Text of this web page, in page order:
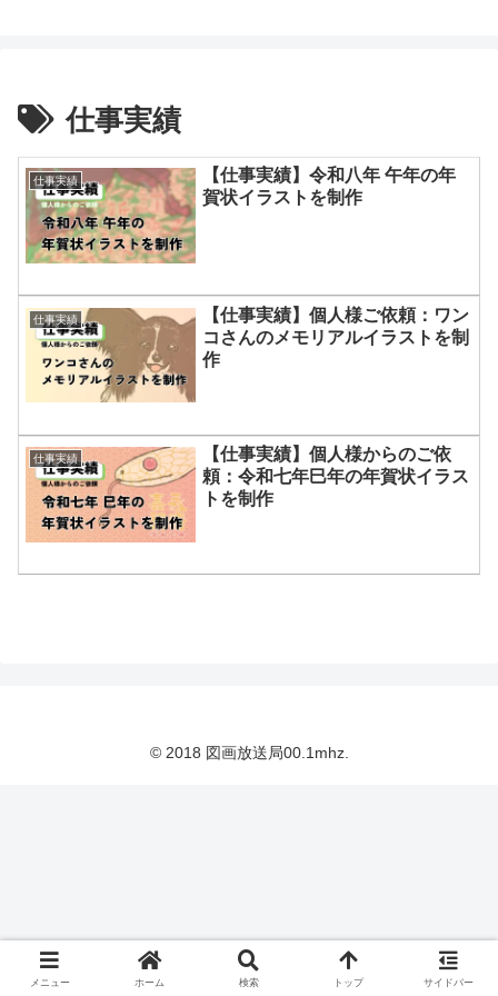
仕事実績
仕事実績
【仕事実績】令和八年 午年の年
賀状イラストを制作
仕事実績
【仕事実績】個人様ご依頼：ワン
コさんのメモリアルイラストを制
作
仕事実績
【仕事実績】個人様からのご依
頼：令和七年巳年の年賀状イラス
トを制作
© 2018 図画放送局00.1mhz.
メニュー ホーム 検索 トップ サイドバー